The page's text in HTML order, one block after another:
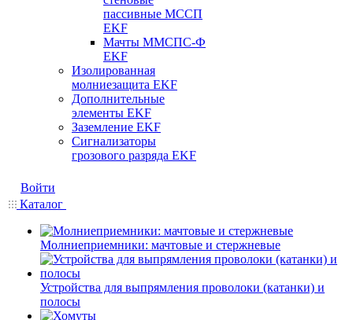
пассивные МССП
EKF
Мачты ММСПС-Ф
EKF
Изолированная
молниезащита EKF
Дополнительные
элементы EKF
Заземление EKF
Сигнализаторы
грозового разряда EKF
Войти
Каталог
Молниеприемники: мачтовые и стержневые
Устройства для выпрямления проволоки (катанки) и
полосы